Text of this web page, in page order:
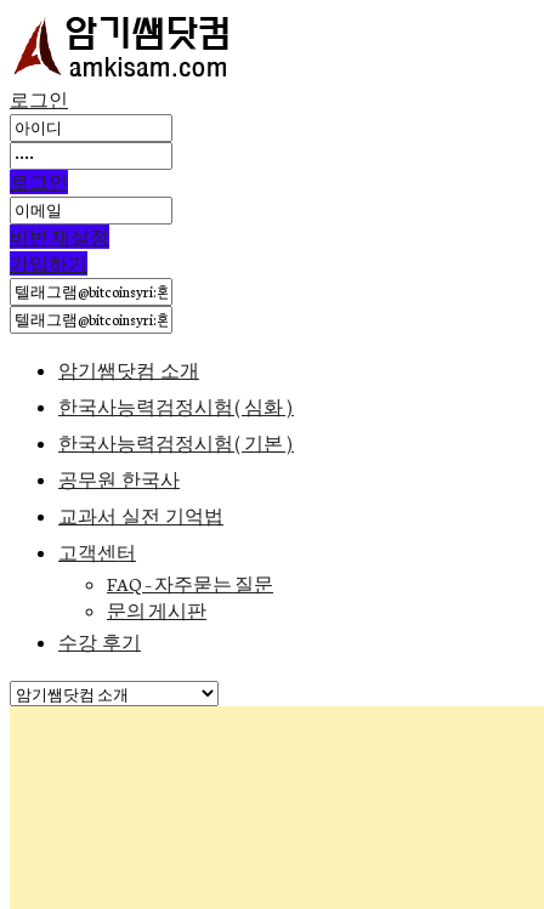
로그인
로그인
비번 재설정
가입하기
암기쌤닷컴 소개
한국사능력검정시험(심화)
한국사능력검정시험(기본)
공무원 한국사
교과서 실전 기억법
고객센터
FAQ – 자주묻는 질문
문의 게시판
수강 후기